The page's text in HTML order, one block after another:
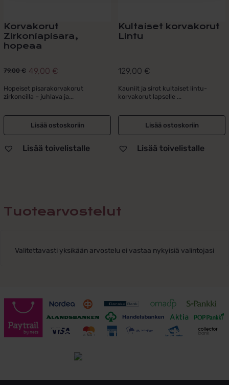
Korvakorut
Zirkoniapisara,
hopeaa
79,00€
Alkuperäinen
hinta
oli:
79,00 €.
49,00 €
Nykyinen
hinta
on:
49,00 €.
Hopeiset pisarakorvakorut
zirkoneilla – juhlava ja...
Lisää ostoskoriin
Lisää toivelistalle
Kultaiset korvakorut
Lintu
129,00 €
Kauniit ja sirot kultaiset lintu-
korvakorut lapselle ...
Lisää ostoskoriin
Lisää toivelistalle
Tuotearvostelut
Valitettavasti yksikään arvostelu ei vastaa nykyisiä valintojasi
Toimitusehdot